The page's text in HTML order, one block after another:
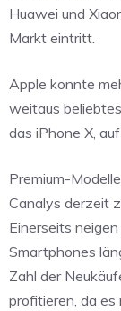
Huawei und
Markt eintritt.
Apple konnte
weitaus
das iPhone X,
Premium-
Canalys derzeit
Einerseits
Smartphones
Zahl der
profitieren, da